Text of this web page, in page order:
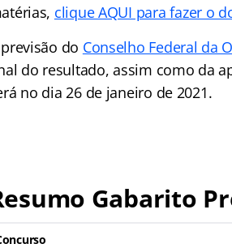
clique AQUI para fazer o
do Conselho Federal da
do resultado, assim como da
no dia 26 de janeiro de 2021.
Gabarito